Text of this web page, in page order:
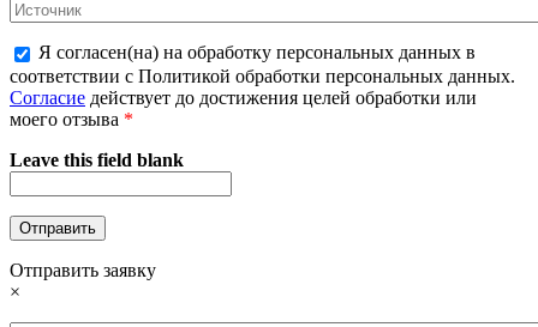
Я согласен(на) на обработку персональных данных в
соответствии с Политикой обработки персональных данных.
Согласие действует до достижения целей обработки или
моего отзыва *
Leave this field blank
Отправить заявку
×